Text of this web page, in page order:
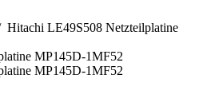
Hitachi LE49S508 Netzteilplatine